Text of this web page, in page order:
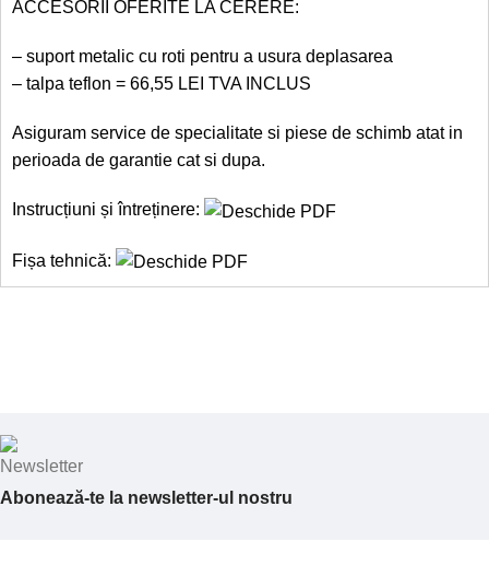
ACCESORII OFERITE LA CERERE:
– suport metalic cu roti pentru a usura deplasarea
– talpa teflon = 66,55 LEI TVA INCLUS
Asiguram service de specialitate si piese de schimb atat in
perioada de garantie cat si dupa.
Instrucțiuni și întreținere:
Fișa tehnică:
Abonează-te la newsletter-ul nostru